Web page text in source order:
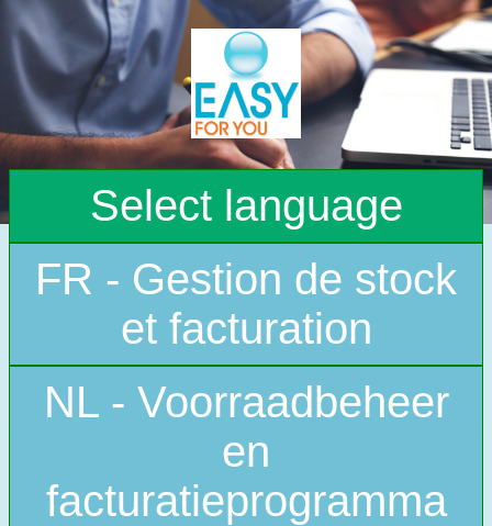
Select language
FR - Gestion de stock
et facturation
NL - Voorraadbeheer
en
facturatieprogramma